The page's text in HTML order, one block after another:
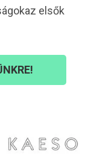
elsők